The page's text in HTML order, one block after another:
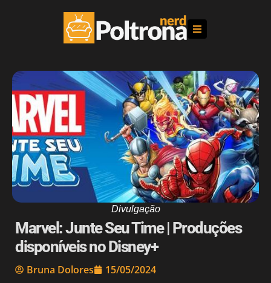
Divulgação
Marvel: Junte Seu Time | Produções
disponíveis no Disney+
Bruna Dolores 15/05/2024